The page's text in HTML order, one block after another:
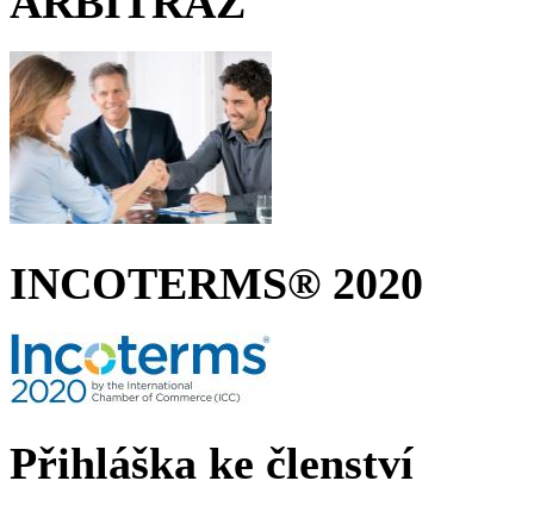
INCOTERMS® 2020
Přihláška ke členství